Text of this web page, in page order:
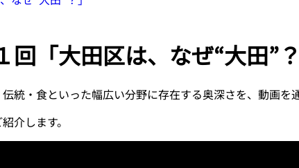
「大田区は、なぜ“大田”？
・食といった幅広い分野に存在する奥深さを、動画を
介します。